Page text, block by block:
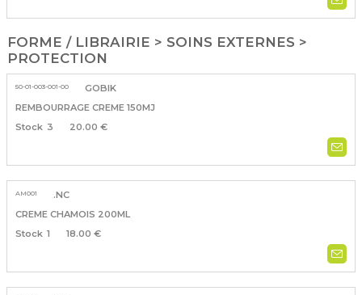
FORME / LIBRAIRIE > SOINS EXTERNES >
PROTECTION
50-01-003-001-00
GOBIK
REMBOURRAGE CREME 150MJ
3
20.00 €
AM001
.NC
CREME CHAMOIS 200ML
1
18.00 €